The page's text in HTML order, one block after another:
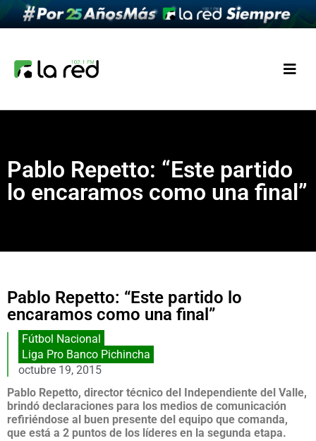
Pablo Repetto: “Este partido
lo encaramos como una final”
Pablo Repetto: “Este partido lo
encaramos como una final”
Fútbol Nacional
Liga Pro Banco Pichincha
octubre 19, 2015
Pablo Repetto, director técnico del Independiente del Valle,
brindó declaraciones para los medios de comunicación
refiriéndose al buen presente del equipo que comanda,
que está a 2 puntos de los líderes en la segunda etapa.